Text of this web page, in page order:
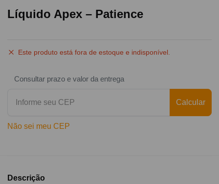
Líquido Apex – Patience
Este produto está fora de estoque e indisponível.
Consultar prazo e valor da entrega
Calcular
Não sei meu CEP
Descrição